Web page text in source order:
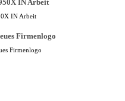
IN Arbeit
Firmenlogo